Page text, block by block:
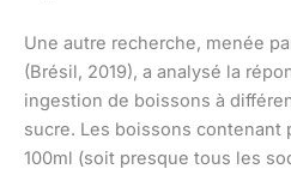
Une autre recherche, menée
(Brésil, 2019), a analysé la
ingestion de boissons à
sucre. Les boissons contenant
100ml (soit presque tous les